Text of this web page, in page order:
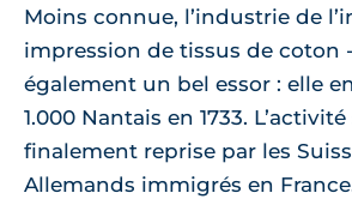
Moins connue, l’industrie de
impression de tissus de coton
également un bel essor : elle
1.000 Nantais en 1733. L’activité
finalement reprise par les
Allemands immigrés en